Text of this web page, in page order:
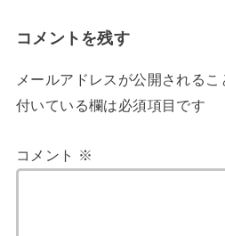
コメントを残す
メールアドレスが公開されるこ
付いている欄は必須項目です
コメント ※